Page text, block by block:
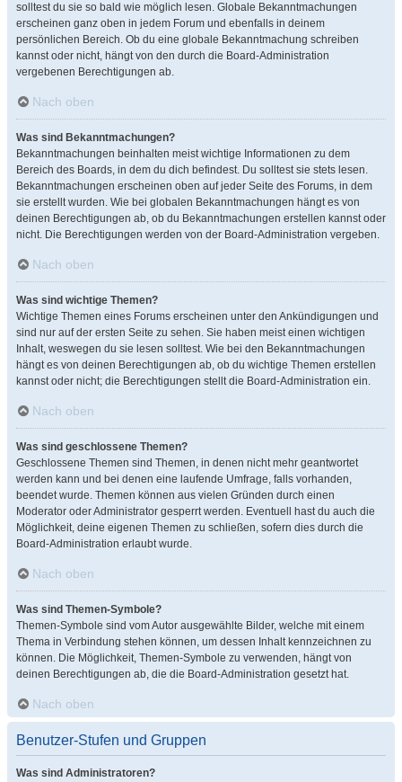
solltest du sie so bald wie möglich lesen. Globale Bekanntmachungen
erscheinen ganz oben in jedem Forum und ebenfalls in deinem
persönlichen Bereich. Ob du eine globale Bekanntmachung schreiben
kannst oder nicht, hängt von den durch die Board-Administration
vergebenen Berechtigungen ab.
Nach oben
Was sind Bekanntmachungen?
Bekanntmachungen beinhalten meist wichtige Informationen zu dem
Bereich des Boards, in dem du dich befindest. Du solltest sie stets lesen.
Bekanntmachungen erscheinen oben auf jeder Seite des Forums, in dem
sie erstellt wurden. Wie bei globalen Bekanntmachungen hängt es von
deinen Berechtigungen ab, ob du Bekanntmachungen erstellen kannst oder
nicht. Die Berechtigungen werden von der Board-Administration vergeben.
Nach oben
Was sind wichtige Themen?
Wichtige Themen eines Forums erscheinen unter den Ankündigungen und
sind nur auf der ersten Seite zu sehen. Sie haben meist einen wichtigen
Inhalt, weswegen du sie lesen solltest. Wie bei den Bekanntmachungen
hängt es von deinen Berechtigungen ab, ob du wichtige Themen erstellen
kannst oder nicht; die Berechtigungen stellt die Board-Administration ein.
Nach oben
Was sind geschlossene Themen?
Geschlossene Themen sind Themen, in denen nicht mehr geantwortet
werden kann und bei denen eine laufende Umfrage, falls vorhanden,
beendet wurde. Themen können aus vielen Gründen durch einen
Moderator oder Administrator gesperrt werden. Eventuell hast du auch die
Möglichkeit, deine eigenen Themen zu schließen, sofern dies durch die
Board-Administration erlaubt wurde.
Nach oben
Was sind Themen-Symbole?
Themen-Symbole sind vom Autor ausgewählte Bilder, welche mit einem
Thema in Verbindung stehen können, um dessen Inhalt kennzeichnen zu
können. Die Möglichkeit, Themen-Symbole zu verwenden, hängt von
deinen Berechtigungen ab, die die Board-Administration gesetzt hat.
Nach oben
Benutzer-Stufen und Gruppen
Was sind Administratoren?